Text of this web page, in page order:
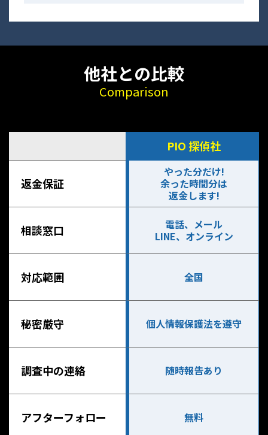
他社との比較
Comparison
PIO 探偵社
返金保証
やった分だけ!
余った時間分は
返金します!
相談窓口
電話、メール
LINE、オンライン
対応範囲 全国
秘密厳守 個人情報保護法を遵守
調査中の連絡 随時報告あり
アフターフォロー 無料